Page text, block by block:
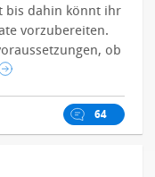
bis dahin könnt ihr
vorzubereiten.
ob
64